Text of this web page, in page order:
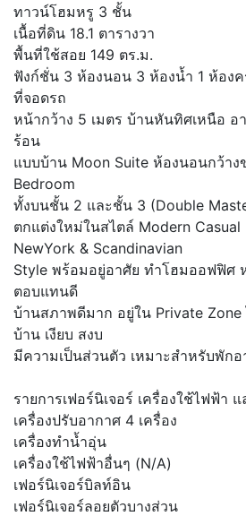
ทาวน์โฮมหรู 3 ชั้น
เนื้อที่ดิน 18.1 ตารางวา
พื้นที่ใช้สอย 149 ตร.ม.
ฟังก์ชั่น 3 ห้องนอน 3 ห้องน้ำ 1 ห้องค
ที่จอดรถ
หน้ากว้าง 5 เมตร บ้านหันทิศเหนือ อ
ร้อน
แบบบ้าน Moon Suite ห้องนอนกว้าง
Bedroom
ทั้งบนชั้น 2 และชั้น 3 (Double
ตกแต่งใหม่ในสไตล์ Modern Casual
NewYork & Scandinavian
Style พร้อมอยู่อาศัย ทำโฮมออฟฟิศ
ตอบแทนดี
บ้านสภาพดีมาก อยู่ใน Private
บ้าน เงียบ สงบ
มีความเป็นส่วนตัว เหมาะสำหรับพักอ
รายการเฟอร์นิเจอร์ เครื่องใช้ไฟฟ้า
เครื่องปรับอากาศ 4 เครื่อง
เครื่องทำน้ำอุ่น
เครื่องใช้ไฟฟ้าอื่นๆ (N/A)
เฟอร์นิเจอร์บิลท์อิน
เฟอร์นิเจอร์ลอยตัวบางส่วน